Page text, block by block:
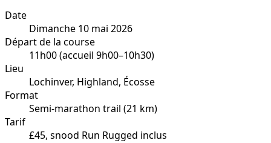
Date
Dimanche 10 mai 2026
Départ de la course
11h00 (accueil 9h00–10h30)
Lieu
Lochinver, Highland, Écosse
Format
Semi-marathon trail (21 km)
Tarif
£45, snood Run Rugged inclus